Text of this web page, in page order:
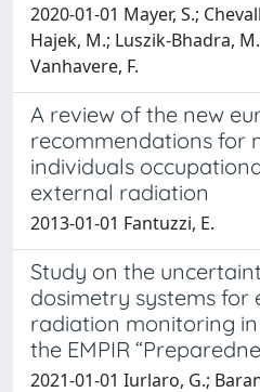
2020-01-01 Mayer, S.;
Hajek, M.; Luszik-Bhadra,
Vanhavere, F.
A review of the new
recommendations for
individuals
external radiation
2013-01-01 Fantuzzi, E.
Study on the
dosimetry systems for
radiation monitoring
the EMPIR
2021-01-01 Iurlaro, G.;